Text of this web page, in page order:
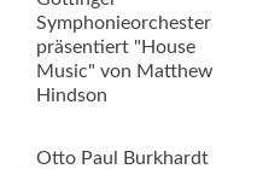
Symphonieorchester
präsentiert "House
Music" von Matthew
Hindson
Otto Paul Burkhardt